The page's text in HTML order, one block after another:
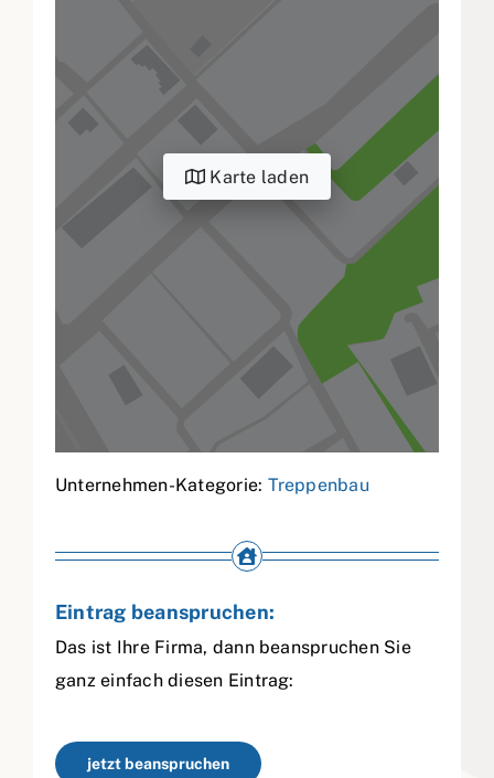
Karte laden
Unternehmen-Kategorie: Treppenbau
Eintrag beanspruchen:
Das ist Ihre Firma, dann beanspruchen Sie
ganz einfach diesen Eintrag:
jetzt beanspruchen